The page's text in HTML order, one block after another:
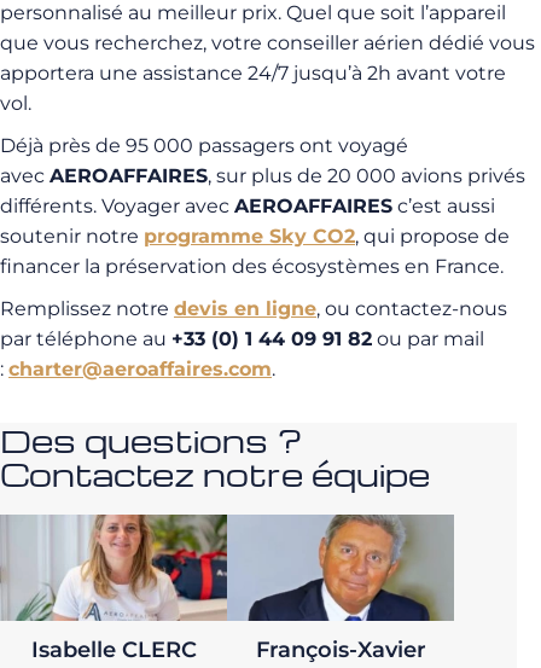
personnalisé au meilleur prix. Quel que soit l’appareil
que vous recherchez, votre conseiller aérien dédié vous
apportera une assistance 24/7 jusqu’à 2h avant votre
vol.
Déjà près de 95 000 passagers ont voyagé
avec AEROAFFAIRES, sur plus de 20 000 avions privés
différents. Voyager avec AEROAFFAIRES c’est aussi
soutenir notre programme Sky CO2, qui propose de
financer la préservation des écosystèmes en France.
Remplissez notre devis en ligne, ou contactez-nous
par téléphone au +33 (0) 1 44 09 91 82 ou par mail
: charter@aeroaffaires.com.
Des questions ?
Contactez notre équipe
Isabelle CLERC François-Xavier